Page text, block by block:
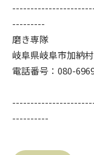
---------
磨き専隊
岐阜県岐阜市加納
電話番号：080-
----------